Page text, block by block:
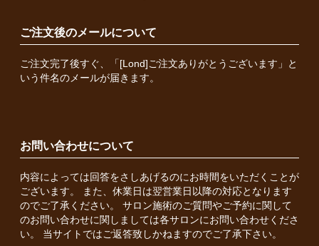
ご注文後のメールについて
ご注文完了後すぐ、「[Lond]ご注文ありがとうございます」と
いう件名のメールが届きます。
お問い合わせについて
内容によっては回答をさしあげるのにお時間をいただくことが
ございます。 また、休業日は翌営業日以降の対応となります
のでご了承ください。 サロン施術のご質問やご予約に関して
のお問い合わせに関しましては各サロンにお問い合わせくださ
い。 当サイトではご返答致しかねますのでご了承下さい。